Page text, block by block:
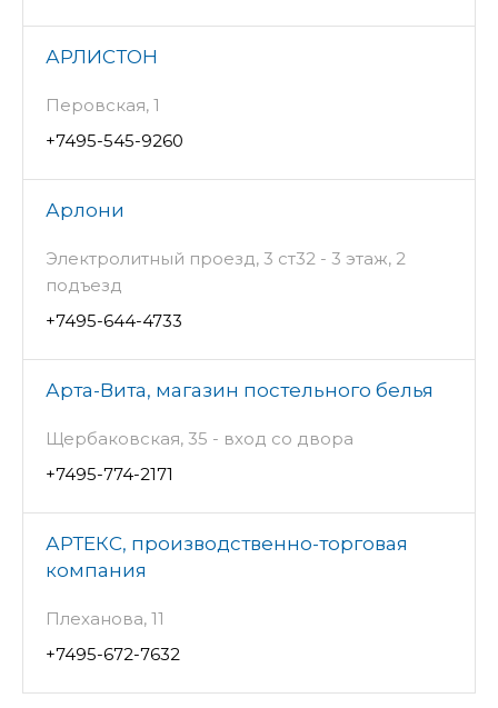
АРЛИСТОН
Перовская, 1
+7495-545-9260
Арлони
Электролитный проезд, 3 ст32 - 3 этаж, 2
подъезд
+7495-644-4733
Арта-Вита, магазин постельного белья
Щербаковская, 35 - вход со двора
+7495-774-2171
АРТЕКС, производственно-торговая
компания
Плеханова, 11
+7495-672-7632